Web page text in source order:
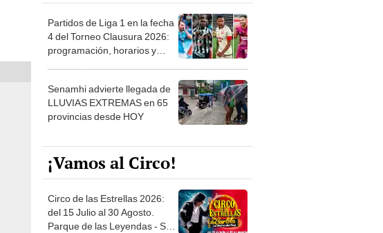
Partidos de Liga 1 en la fecha
4 del Torneo Clausura 2026:
programación, horarios y
Senamhi advierte llegada de
LLUVIAS EXTREMAS en 65
provincias desde HOY
¡Vamos al Circo!
Circo de las Estrellas 2026:
del 15 Julio al 30 Agosto.
Parque de las Leyendas - San